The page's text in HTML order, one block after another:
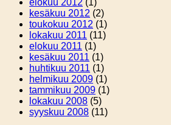
kesäkuu 2012 (2)
toukokuu 2012 (1)
lokakuu 2011 (11)
elokuu 2011 (1)
kesäkuu 2011 (1)
huhtikuu 2011 (1)
helmikuu 2009 (1)
tammikuu 2009 (1)
lokakuu 2008 (5)
syyskuu 2008 (11)